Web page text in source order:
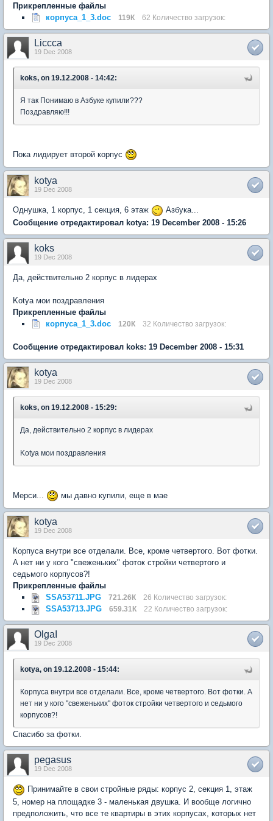
Прикрепленные файлы
корпуса_1_3.doc
119К 62 Количество загрузок:
Liccca
19 Dec 2008
koks, on 19.12.2008 - 14:42:
Я так Понимаю в Азбуке купили???
Поздравляю!!!
Пока лидирует второй корпус
kotya
19 Dec 2008
Однушка, 1 корпус, 1 секция, 6 этаж
Азбука...
Сообщение отредактировал kotya: 19 December 2008 - 15:26
koks
19 Dec 2008
Да, действительно 2 корпус в лидерах
Kotya мои поздравления
Прикрепленные файлы
корпуса_1_3.doc
120К 32 Количество загрузок:
Сообщение отредактировал koks: 19 December 2008 - 15:31
kotya
19 Dec 2008
koks, on 19.12.2008 - 15:29:
Да, действительно 2 корпус в лидерах
Kotya мои поздравления
Мерси... мы давно купили, еще в мае
kotya
19 Dec 2008
Корпуса внутри все отделали. Все, кроме четвертого. Вот фотки.
А нет ни у кого "свеженьких" фоток стройки четвертого и
седьмого корпусов?!
Прикрепленные файлы
SSA53711.JPG
721.26К 26 Количество загрузок:
SSA53713.JPG 659.31К 22 Количество загрузок:
OlgaI
19 Dec 2008
kotya, on 19.12.2008 - 15:44:
Корпуса внутри все отделали. Все, кроме четвертого. Вот фотки. А
нет ни у кого "свеженьких" фоток стройки четвертого и седьмого
корпусов?!
Спасибо за фотки.
pegasus
19 Dec 2008
Принимайте в свои стройные ряды: корпус 2, секция 1, этаж
5, номер на площадке 3 - маленькая двушка. И вообще логично
предположить, что все те квартиры в этих корпусах, которых нет